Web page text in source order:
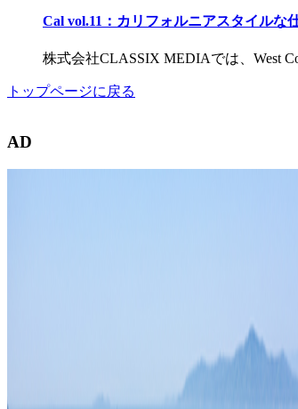
Cal vol.11：カリフォルニアスタイルな
株式会社CLASSIX MEDIAでは、West
トップページに戻る
AD